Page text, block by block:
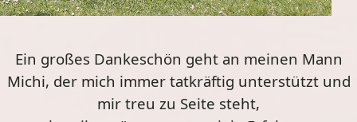
Ein großes Dankeschön geht an meinen Mann
Michi, der mich immer tatkräftig unterstützt und
mir treu zu Seite steht,